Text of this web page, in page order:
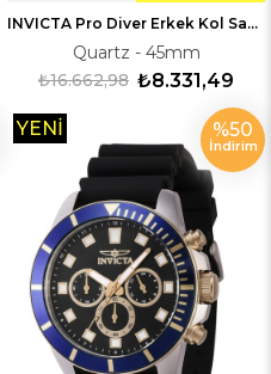
INVICTA Pro Diver Erkek Kol Saati 246086
Quartz - 45mm
₺8.331,49
₺16.662,98
%50
İndirim
YENI